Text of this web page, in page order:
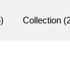
Collection